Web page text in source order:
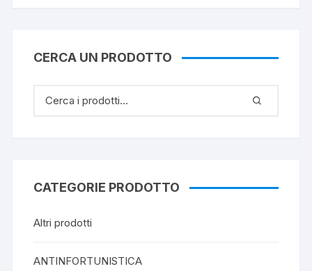
CERCA UN PRODOTTO
CATEGORIE PRODOTTO
Altri prodotti
ANTINFORTUNISTICA